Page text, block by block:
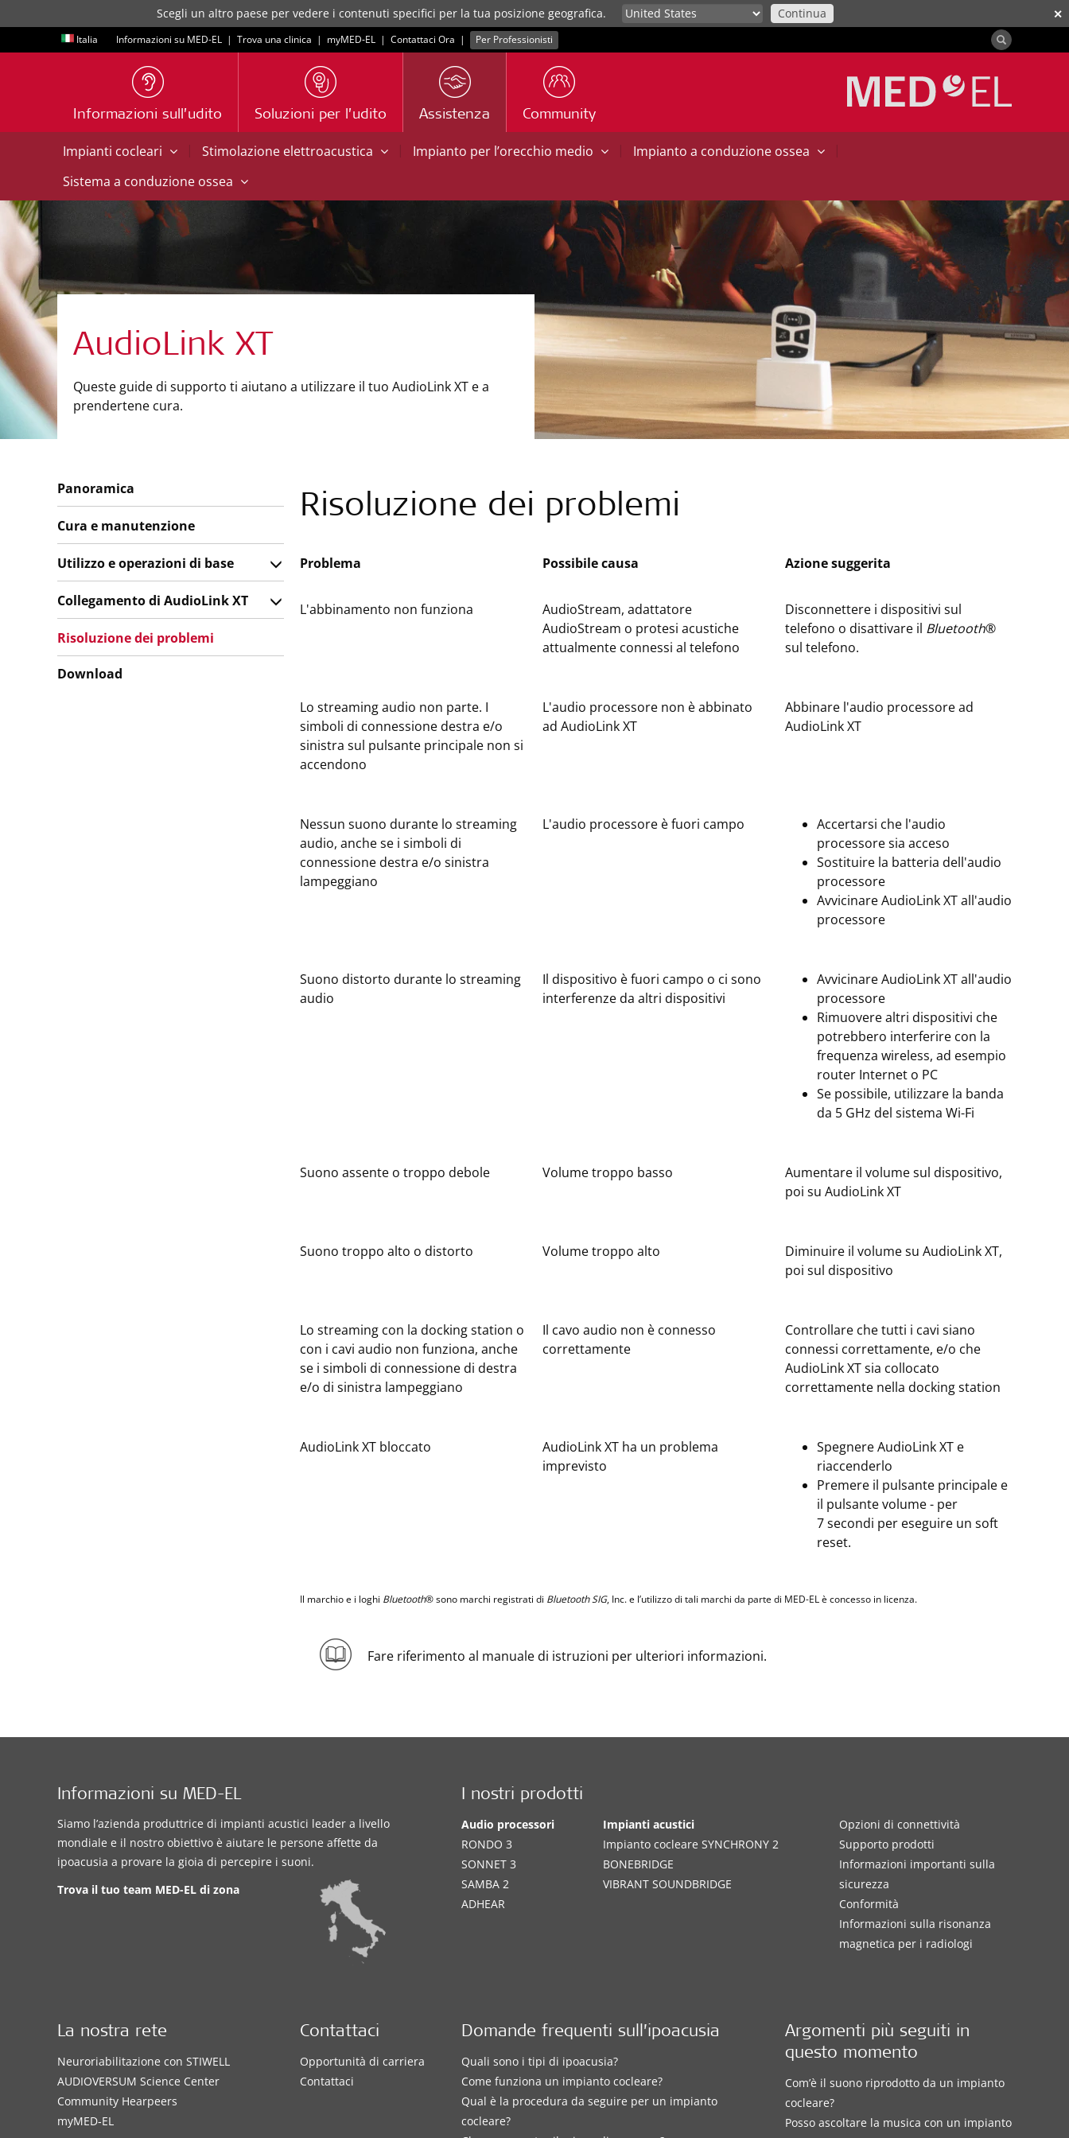
✕
Scegli un altro paese per vedere i contenuti specifici per la tua posizione geografica. Continua
Italia Informazioni su MED-EL | Trova una clinica | myMED‑EL | Contattaci Ora | Per Professionisti
Informazioni sull’udito Soluzioni per l’udito Assistenza Community
Impianti cocleari | Stimolazione elettroacustica | Impianto per l’orecchio medio | Impianto a conduzione ossea
|
Sistema a conduzione ossea
AudioLink XT
Queste guide di supporto ti aiutano a utilizzare il tuo AudioLink XT e a
prendertene cura.
Risoluzione dei problemi
Problema Possibile causa Azione suggerita
L'abbinamento non funziona
AudioStream, adattatore
AudioStream o protesi acustiche
attualmente connessi al telefono
Disconnettere i dispositivi sul
telefono o disattivare il Bluetooth®
sul telefono.
Lo streaming audio non parte. I
simboli di connessione destra e/o
sinistra sul pulsante principale non si
accendono
L'audio processore non è abbinato
ad AudioLink XT
Abbinare l'audio processore ad
AudioLink XT
Nessun suono durante lo streaming
audio, anche se i simboli di
connessione destra e/o sinistra
lampeggiano
L'audio processore è fuori campo
Accertarsi che l'audio
processore sia acceso
Sostituire la batteria dell'audio
processore
Avvicinare AudioLink XT all'audio
processore
Suono distorto durante lo streaming
audio
Il dispositivo è fuori campo o ci sono
interferenze da altri dispositivi
Avvicinare AudioLink XT all'audio
processore
Rimuovere altri dispositivi che
potrebbero interferire con la
frequenza wireless, ad esempio
router Internet o PC
Se possibile, utilizzare la banda
da 5 GHz del sistema Wi-Fi
Suono assente o troppo debole Volume troppo basso
Aumentare il volume sul dispositivo,
poi su AudioLink XT
Suono troppo alto o distorto Volume troppo alto
Diminuire il volume su AudioLink XT,
poi sul dispositivo
Lo streaming con la docking station o
con i cavi audio non funziona, anche
se i simboli di connessione di destra
e/o di sinistra lampeggiano
Il cavo audio non è connesso
correttamente
Controllare che tutti i cavi siano
connessi correttamente, e/o che
AudioLink XT sia collocato
correttamente nella docking station
AudioLink XT bloccato
AudioLink XT ha un problema
imprevisto
Spegnere AudioLink XT e
riaccenderlo
Premere il pulsante principale e
il pulsante volume - per
7 secondi per eseguire un soft
reset.
Il marchio e i loghi Bluetooth® sono marchi registrati di Bluetooth SIG, Inc. e l’utilizzo di tali marchi da parte di MED-EL è concesso in licenza.
Fare riferimento al manuale di istruzioni per ulteriori informazioni.
Panoramica
Cura e manutenzione
Utilizzo e operazioni di base
Collegamento di AudioLink XT
Risoluzione dei problemi
Download
Informazioni su MED-EL
Siamo l’azienda produttrice di impianti acustici leader a livello
mondiale e il nostro obiettivo è aiutare le persone affette da
ipoacusia a provare la gioia di percepire i suoni.
Trova il tuo team MED-EL di zona
I nostri prodotti
Audio processori
RONDO 3
SONNET 3
SAMBA 2
ADHEAR
Impianti acustici
Impianto cocleare SYNCHRONY 2
BONEBRIDGE
VIBRANT SOUNDBRIDGE
Opzioni di connettività
Supporto prodotti
Informazioni importanti sulla
sicurezza
Conformità
Informazioni sulla risonanza
magnetica per i radiologi
Domande frequenti sull’ipoacusia
Quali sono i tipi di ipoacusia?
Come funziona un impianto cocleare?
Qual è la procedura da seguire per un impianto
cocleare?
Argomenti più seguiti in
questo momento
Com’è il suono riprodotto da un impianto
cocleare?
Posso ascoltare la musica con un impianto
La nostra rete
Neuroriabilitazione con STIWELL
AUDIOVERSUM Science Center
Community Hearpeers
myMED‑EL
Contattaci
Opportunità di carriera
Contattaci